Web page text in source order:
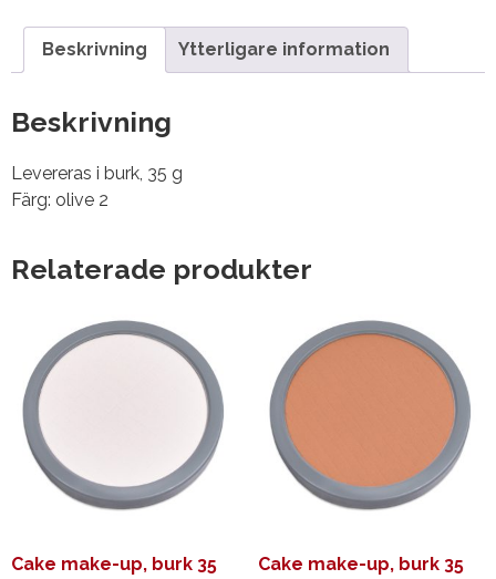
Beskrivning Ytterligare information
Beskrivning
Levereras i burk, 35 g
Färg: olive 2
Relaterade produkter
Cake make-up, burk 35
Cake make-up, burk 35